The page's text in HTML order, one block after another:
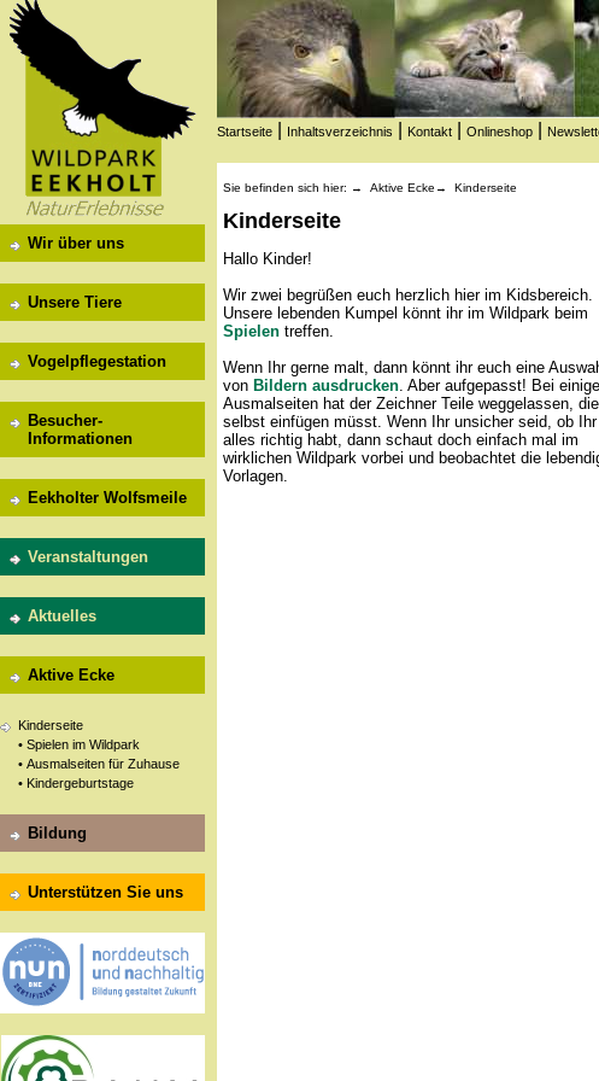
Startseite Inhaltsverzeichnis Kontakt Onlineshop
Wir über uns
Unsere Tiere
Vogelpflegestation
Besucher-
Informationen
Eekholter Wolfsmeile
Veranstaltungen
Aktuelles
Aktive Ecke
Kinderseite
• Spielen im Wildpark
• Ausmalseiten für Zuhause
• Kindergeburtstage
Bildung
Unterstützen Sie uns
Sie befinden sich hier: → Aktive Ecke → Kinderseite
Kinderseite
Hallo Kinder!
Wir zwei begrüßen euch herzlich hier im Kidsbereich.
Unsere lebenden Kumpel könnt ihr im Wildpark beim
Spielen treffen.
Wenn Ihr gerne malt, dann könnt ihr euch eine
von Bildern ausdrucken . Aber aufgepasst! Bei
Ausmalseiten hat der Zeichner Teile weggelassen,
selbst einfügen müsst. Wenn Ihr unsicher seid, ob Ihr
alles richtig habt, dann schaut doch einfach mal im
wirklichen Wildpark vorbei und beobachtet die
Vorlagen.